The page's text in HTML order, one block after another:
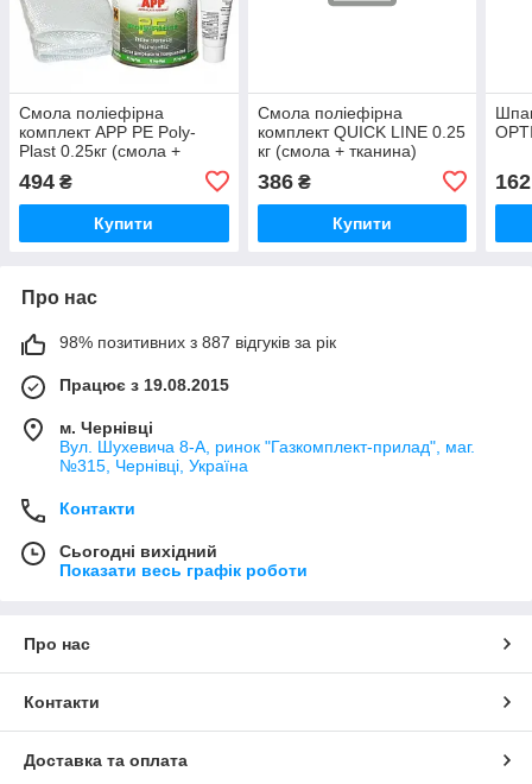
Смола поліефірна
комплект APP PE Poly-
Plast 0.25кг (смола +
494 ₴
Купити
Смола поліефірна
комплект QUICK LINE 0.25
кг (смола + тканина)
386₴
Купити
162
Про нас
98% позитивних з 887 відгуків за рік
Працює з 19.08.2015
м. Чернівці
Вул. Шухевича 8-А, ринок "Газкомплект-прилад", маг.
№315, Чернівці, Україна
Контакти
Сьогодні вихідний
Показати весь графік роботи
Про нас
Контакти
Доставка та оплата